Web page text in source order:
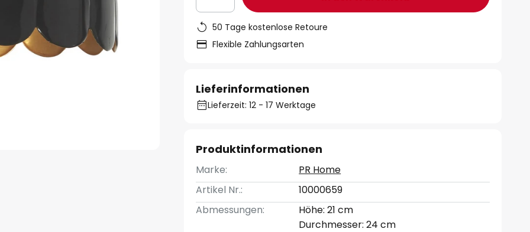
50 Tage kostenlose Retoure
Flexible Zahlungsarten
Lieferinformationen
Lieferzeit: 12 - 17 Werktage
Produktinformationen
Marke:
PR Home
Artikel Nr.:
10000659
Abmessungen:
Höhe: 21 cm
Durchmesser: 24 cm